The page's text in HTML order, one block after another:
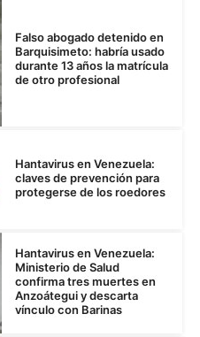
Falso abogado detenido en
Barquisimeto: habría usado
durante 13 años la matrícula
de otro profesional
Hantavirus en Venezuela:
claves de prevención para
protegerse de los roedores
Hantavirus en Venezuela:
Ministerio de Salud
confirma tres muertes en
Anzoátegui y descarta
vínculo con Barinas